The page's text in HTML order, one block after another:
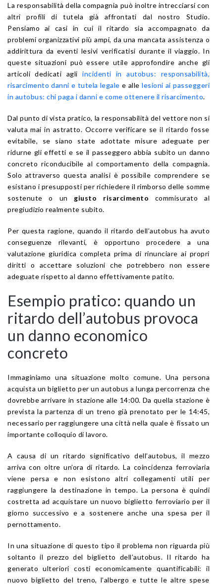
La responsabilità della compagnia può inoltre intrecciarsi con
altri profili di tutela già affrontati dal nostro Studio.
Pensiamo ai casi in cui il ritardo sia accompagnato da
problemi organizzativi più ampi, da una mancata assistenza o
addirittura da eventi lesivi verificatisi durante il viaggio. In
queste situazioni può essere utile approfondire anche gli
articoli dedicati agli incidenti in autobus: responsabilità,
risarcimento danni e tutela legale e allelesioni ai passeggeri
in autobus: chi paga i danni e come ottenere il risarcimento.
Dal punto di vista pratico, la responsabilità del vettore non si
valuta mai in astratto. Occorre verificare se il ritardo fosse
evitabile, se siano state adottate misure adeguate per
ridurne gli effetti e se il passeggero abbia subito un danno
concreto riconducibile al comportamento della compagnia.
Solo attraverso questa analisi è possibile comprendere se
esistano i presupposti per richiedere il rimborso delle somme
sostenute o un giusto risarcimento commisurato al
pregiudizio realmente subito.
Per questa ragione, quando il ritardo dell’autobus ha avuto
conseguenze rilevanti, è opportuno procedere a una
valutazione giuridica completa prima di rinunciare ai propri
diritti o accettare soluzioni che potrebbero non essere
adeguate rispetto al danno effettivamente patito.
Esempio pratico: quando un
ritardo dell’autobus provoca
un danno economico
concreto
Immaginiamo una situazione molto comune. Una persona
acquista un biglietto per un autobus a lunga percorrenza che
dovrebbe arrivare in stazione alle 14:00. Da quella stazione è
prevista la partenza di un treno già prenotato per le 14:45,
necessario per raggiungere una città nella quale è fissato un
importante colloquio di lavoro.
A causa di un ritardo significativo dell’autobus, il mezzo
arriva con oltre un’ora di ritardo. La coincidenza ferroviaria
viene persa e non esistono altri collegamenti utili per
raggiungere la destinazione in tempo. La persona è quindi
costretta ad acquistare un nuovo biglietto ferroviario per il
giorno successivo e a sostenere anche una spesa per il
pernottamento.
In una situazione di questo tipo il problema non riguarda più
soltanto il prezzo del biglietto dell’autobus. Il ritardo ha
generato ulteriori costi economicamente quantificabili: il
nuovo biglietto del treno, l’albergo e tutte le altre spese